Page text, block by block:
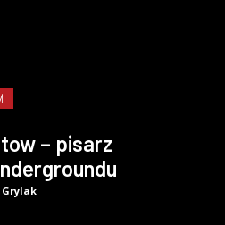
– pisarz